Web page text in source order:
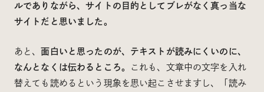
ルでありながら、サイトの目的としてブレがなく真っ当な
サイトだと思いました。
あと、面白いと思ったのが、テキストが読みにくいのに、
なんとなくは伝わるところ。
これも、文章中の文字を入れ
替えても読めるという現象を思い起こさせますし、「読み